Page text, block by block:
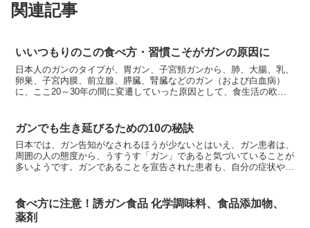
関連記事
いいつもりのこの食べ方・習慣こそがガンの原因に
日本人のガンのタイプが、胃ガン、子宮頸ガンから、肺、大腸、乳、
卵巣、子宮内膜、前立腺、膵臓、腎臓などのガン（および白血病）
に、ここ20～30年の間に変遷していった原因として、食生活の欧米
ガンでも生き延びるための10の秘訣
日本では、ガン告知がなされるほうが少ないとはいえ、ガン患者は、
周囲の人の態度から、うすうす「ガン」であると気づいていることが
多いようです。ガンであることを宣告された患者も、自分の症状や周
食べ方に注意！誘ガン食品 化学調味料、食品添加物、
薬剤